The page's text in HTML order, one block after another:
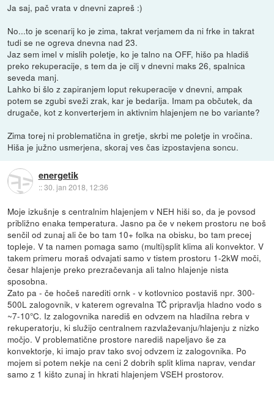
Ja saj, pač vrata v dnevni zapreš :)
No...to je scenarij ko je zima, takrat verjamem da ni frke in takrat
tudi se ne ogreva dnevna nad 23.
Jaz sem imel v mislih poletje, ko je talno na OFF, hišo pa hladiš
preko rekuperacije, s tem da je cilj v dnevni maks 26, spalnica
seveda manj.
Lahko bi šlo z zapiranjem loput rekuperacije v dnevni, ampak
potem se zgubi sveži zrak, kar je bedarija. Imam pa občutek, da
drugače, kot z konverterjem in aktivnim hlajenjem ne bo variante?
Zima torej ni problematična in gretje, skrbi me poletje in vročina.
Hiša je južno usmerjena, skoraj ves čas izpostavjena soncu.
energetik
::30. jan 2018, 12:36
Moje izkušnje s centralnim hlajenjem v NEH hiši so, da je povsod
približno enaka temperatura. Jasno pa če v nekem prostoru ne boš
senčil od zunaj ali če bo tam 10+ folka na obisku, bo tam precej
topleje. V ta namen pomaga samo (multi)split klima ali konvektor. V
takem primeru moraš odvajati samo v tistem prostoru 1-2kW moči,
česar hlajenje preko prezračevanja ali talno hlajenje nista
sposobna.
Zato pa - če hočeš narediti ornk - v kotlovnico postaviš npr. 300-
500L zalogovnik, v katerem ogrevalna TČ pripravlja hladno vodo s
~7-10°C. Iz zalogovnika narediš en odvzem na hladilna rebra v
rekuperatorju, ki služijo centralnem razvlaževanju/hlajenju z nizko
močjo. V problematične prostore narediš napeljavo še za
konvektorje, ki imajo prav tako svoj odvzem iz zalogovnika. Po
mojem si potem nekje na ceni 2 dobrih split klima naprav, vendar
samo z 1 kišto zunaj in hkrati hlajenjem VSEH prostorov.